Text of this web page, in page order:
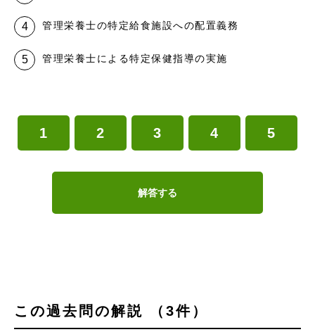
管理栄養士の特定給食施設への配置義務
管理栄養士による特定保健指導の実施
1 2 3 4 5
解答する
この過去問の解説 （3件）